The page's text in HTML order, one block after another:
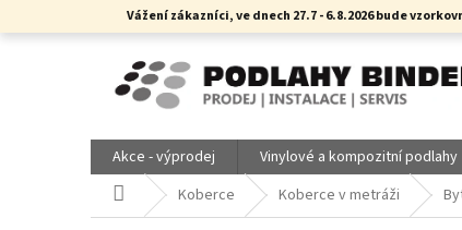
na
Vážení zákazníci, ve dnech 27.7 - 6.8.2026 bude
Akce - výprodej Vinylové a kompozitní podlahy
Domů Koberce Koberce v metráži